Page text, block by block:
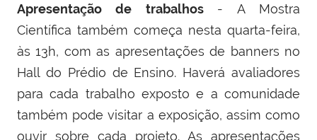
Apresentação de trabalhos - A Mostra
Científica também começa nesta quarta-feira,
às 13h, com as apresentações de banners no
Hall do Prédio de Ensino. Haverá avaliadores
para cada trabalho exposto e a comunidade
também pode visitar a exposição, assim como
ouvir sobre cada projeto. As apresentações